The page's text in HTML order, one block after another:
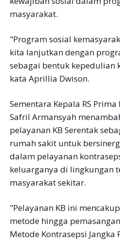
masyarakat.
"Program sosial
kita lanjutkan dengan
sebagai bentuk kepedulian
kata Aprillia Dwison.
Sementara Kepala RS
Safril Armansyah
pelayanan KB Serentak
rumah sakit untuk
dalam pelayanan
keluarganya di lingkungan
masyarakat sekitar.
"Pelayanan KB ini
metode hingga
Metode Kontrasepsi Jangka